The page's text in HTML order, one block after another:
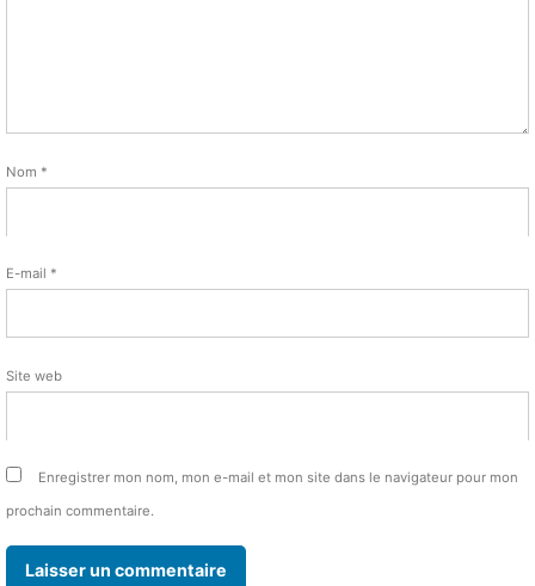
Nom *
E-mail *
Site web
Enregistrer mon nom, mon e-mail et mon site dans le navigateur pour mon
prochain commentaire.